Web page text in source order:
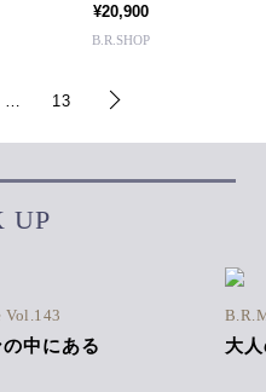
¥20,900
B.R.SHOP
… 13
UP
Vol.143
中にある 大